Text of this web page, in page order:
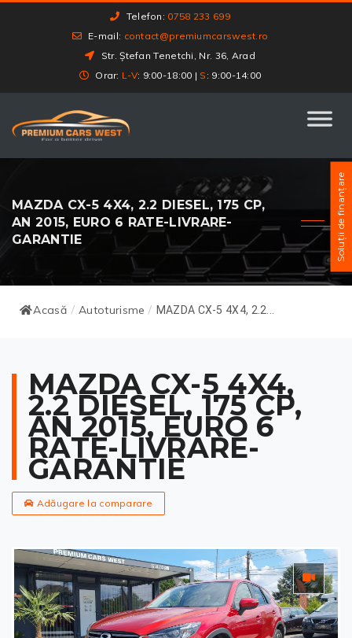
Telefon: 0758 233 699
E-mail: contact@premiumcarswest.ro
Str. Ștefan Tenetchi, Nr. 36, Arad
Orar: L-V: 9:00-18:00 | S : 9:00-14:00
MAZDA CX-5 4X4, 2.2 DIESEL, 175 CP,
AN 2015, EURO 6 RATE-LIVRARE-
GARANTIE
Acasă / Autoturisme / MAZDA CX-5 4X4, 2.2...
MAZDA CX-5 4X4,
2.2 DIESEL, 175 CP,
AN 2015, EURO 6
RATE-LIVRARE-
GARANTIE
Adăugare la comparare
Soluții de finanțare